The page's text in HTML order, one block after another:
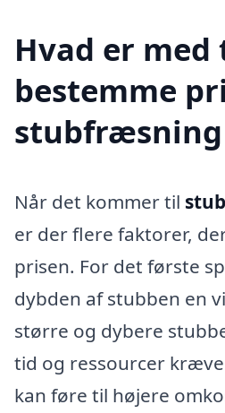
Hvad er
bestemme
stubfræsning
Når det kommer til
er der flere faktorer,
prisen. For det første
dybden af stubben en
større og dybere
tid og ressourcer
kan føre til højere